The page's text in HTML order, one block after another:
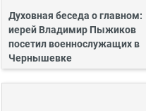
Духовная беседа о главном:
иерей Владимир Пыжиков
посетил военнослужащих в
Чернышевке